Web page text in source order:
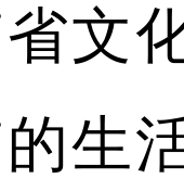
文
生